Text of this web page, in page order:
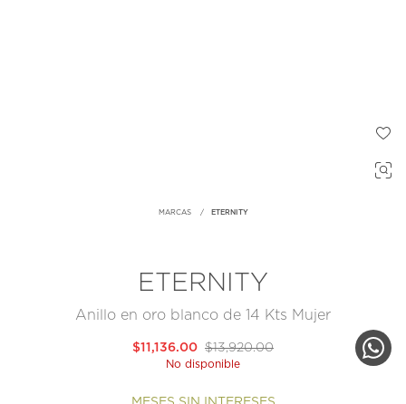
MARCAS ETERNITY
ETERNITY
Anillo en oro blanco de 14 Kts Mujer
$13,920.00
$11,136.00
No disponible